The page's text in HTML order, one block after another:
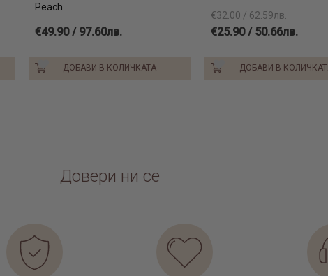
Peach
€49.90 / 97.60лв.
ДОБАВИ В КОЛИЧКАТА
€32.00 / 62.59лв.
€25.90 / 50.66лв.
ДОБАВИ В
Довери ни се